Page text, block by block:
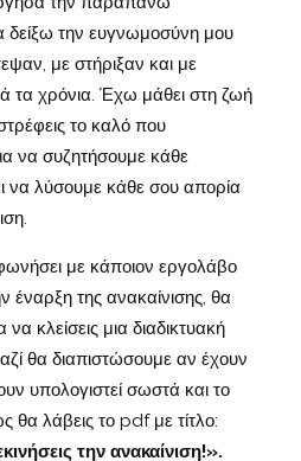
την ευγνωμοσύνη μου
με στήριξαν και με
τα χρόνια. Έχω μάθει στη ζωή
το καλό που
να συζητήσουμε κάθε
να λύσουμε κάθε σου απορία
με κάποιον εργολάβο
έναρξη της ανακαίνισης, θα
κλείσεις μια διαδικτυακή
θα διαπιστώσουμε αν έχουν
υπολογιστεί σωστά και το
θα λάβεις το pdf με τίτλο:
την ανακαίνιση!».